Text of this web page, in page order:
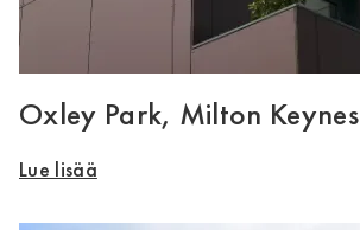
Oxley Park, Milton Keynes
Lue lisää